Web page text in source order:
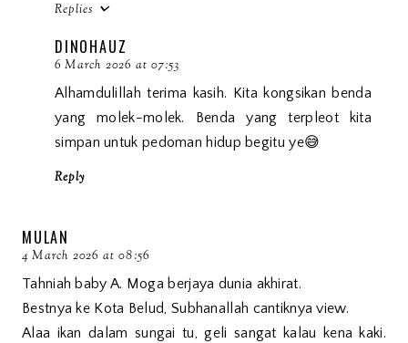
Replies
DINOHAUZ
6 March 2026 at 07:53
Alhamdulillah terima kasih. Kita kongsikan benda
yang molek-molek. Benda yang terpleot kita
simpan untuk pedoman hidup begitu ye😅
Reply
MULAN
4 March 2026 at 08:56
Tahniah baby A. Moga berjaya dunia akhirat.
Bestnya ke Kota Belud, Subhanallah cantiknya view.
Alaa ikan dalam sungai tu, geli sangat kalau kena kaki.